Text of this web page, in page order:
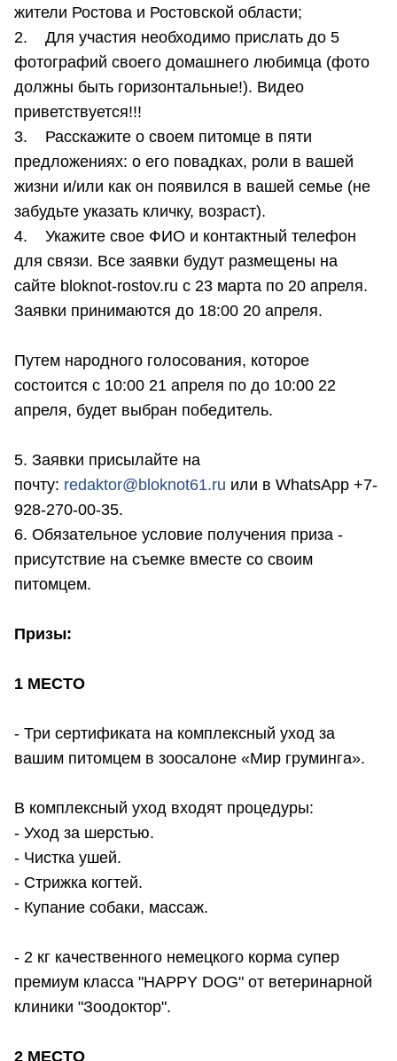
жители Ростова и Ростовской области;
2. Для участия необходимо прислать до 5
фотографий своего домашнего любимца (фото
должны быть горизонтальные!). Видео
приветствуется!!!
3. Расскажите о своем питомце в пяти
предложениях: о его повадках, роли в вашей
жизни и/или как он появился в вашей семье (не
забудьте указать кличку, возраст).
4. Укажите свое ФИО и контактный телефон
для связи. Все заявки будут размещены на
сайте bloknot-rostov.ru с 23 марта по 20 апреля.
Заявки принимаются до 18:00 20 апреля.
Путем народного голосования, которое
состоится с 10:00 21 апреля по до 10:00 22
апреля, будет выбран победитель.
5. Заявки присылайте на
почту: redaktor@bloknot61.ru или в WhatsApp +7-
928-270-00-35.
6. Обязательное условие получения приза -
присутствие на съемке вместе со своим
питомцем.
Призы:
1 МЕСТО
- Три сертификата на комплексный уход за
вашим питомцем в зоосалоне «Мир груминга».
В комплексный уход входят процедуры:
- Уход за шерстью.
- Чистка ушей.
- Стрижка когтей.
- Купание собаки, массаж.
- 2 кг качественного немецкого корма супер
премиум класса "HAPPY DOG" от ветеринарной
клиники "Зоодоктор".
2 МЕСТО